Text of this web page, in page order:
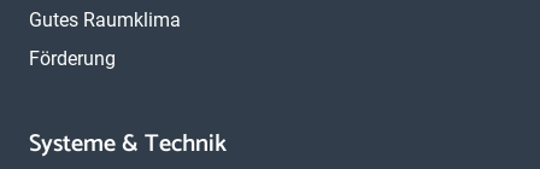
Gutes Raumklima
Förderung
Systeme & Technik